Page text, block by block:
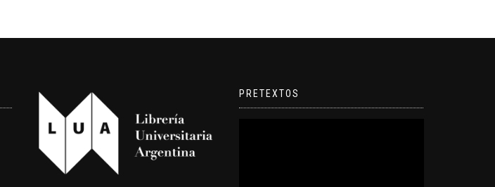
PRETEXTOS